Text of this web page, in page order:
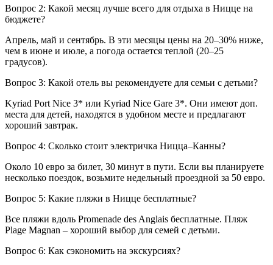
Вопрос 2: Какой месяц лучше всего для отдыха в Ницце на
бюджете?
Апрель, май и сентябрь. В эти месяцы цены на 20–30% ниже,
чем в июне и июле, а погода остается теплой (20–25
градусов).
Вопрос 3: Какой отель вы рекомендуете для семьи с детьми?
Kyriad Port Nice 3* или Kyriad Nice Gare 3*. Они имеют доп.
места для детей, находятся в удобном месте и предлагают
хороший завтрак.
Вопрос 4: Сколько стоит электричка Ницца–Канны?
Около 10 евро за билет, 30 минут в пути. Если вы планируете
несколько поездок, возьмите недельный проездной за 50 евро.
Вопрос 5: Какие пляжи в Ницце бесплатные?
Все пляжи вдоль Promenade des Anglais бесплатные. Пляж
Plage Magnan – хороший выбор для семей с детьми.
Вопрос 6: Как сэкономить на экскурсиях?